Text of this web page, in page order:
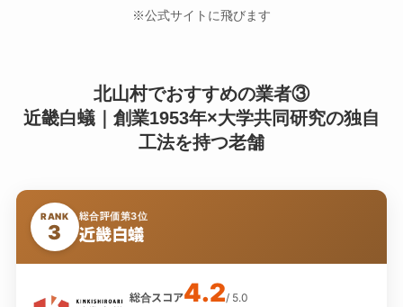
※公式サイトに飛びます
北山村でおすすめの業者③
近畿白蟻｜創業1953年×大学共同研究の独自
工法を持つ老舗
RANK
3
総合評価第3位
近畿白蟻
総合スコア4.2/ 5.0